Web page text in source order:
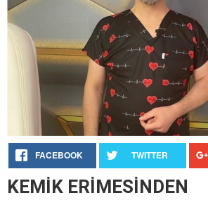
FACEBOOK TWITTER
KEMİK ERİMESİNDEN